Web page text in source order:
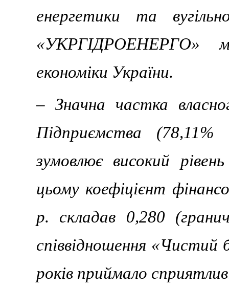
енергетики та
«УКРГІДРОЕНЕРГО»
економіки України.
– Значна частка
Підприємства
зумовлює високий
цьому коефіцієнт
р. складав 0,280
співвідношення
років приймало